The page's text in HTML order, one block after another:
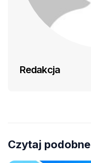
Redakcja
Czytaj podobne